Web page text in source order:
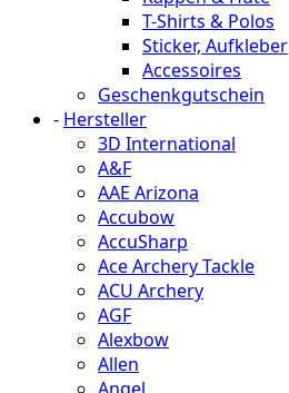
T-Shirts & Polos
Sticker, Aufkleber
Accessoires
Geschenkgutschein
- Hersteller
3D International
A&F
AAE Arizona
Accubow
AccuSharp
Ace Archery Tackle
ACU Archery
AGF
Alexbow
Allen